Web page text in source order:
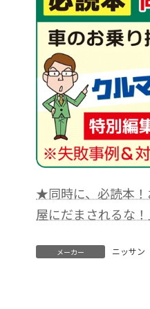
★同時に、必読本！
屋にだまされるな
メーカー ニッサン